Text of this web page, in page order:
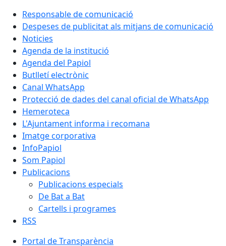
Responsable de comunicació
Despeses de publicitat als mitjans de comunicació
Noticies
Agenda de la institució
Agenda del Papiol
Butlletí electrònic
Canal WhatsApp
Protecció de dades del canal oficial de WhatsApp
Hemeroteca
L'Ajuntament informa i recomana
Imatge corporativa
InfoPapiol
Som Papiol
Publicacions
Publicacions especials
De Bat a Bat
Cartells i programes
RSS
Portal de Transparència